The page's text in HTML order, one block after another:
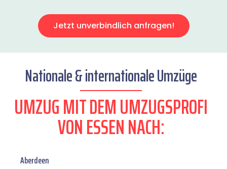
Jetzt unverbindlich anfragen!
Nationale & internationale Umzüge
UMZUG MIT DEM UMZUGSPROFI
VON ESSEN NACH:
Aberdeen